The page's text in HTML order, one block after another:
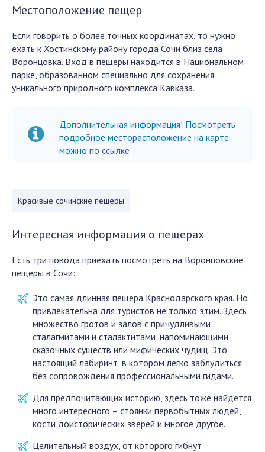
Местоположение пещер
Если говорить о более точных координатах, то нужно
ехать к Хостинскому району города Сочи близ села
Воронцовка. Вход в пещеры находится в Национальном
парке, образованном специально для сохранения
уникального природного комплекса Кавказа.
Дополнительная информация! Посмотреть
подробное месторасположение на карте
можно по ссылке
Красивые сочинские пещеры
Интересная информация о пещерах
Есть три повода приехать посмотреть на Воронцовские
пещеры в Сочи:
Это самая длинная пещера Краснодарского края. Но
привлекательна для туристов не только этим. Здесь
множество гротов и залов с причудливыми
сталагмитами и сталактитами, напоминающими
сказочных существ или мифических чудищ. Это
настоящий лабиринт, в котором легко заблудиться
без сопровождения профессиональными гидами.
Для предпочитающих историю, здесь тоже найдется
много интересного – стоянки первобытных людей,
кости доисторических зверей и многое другое.
Целительный воздух, от которого гибнут